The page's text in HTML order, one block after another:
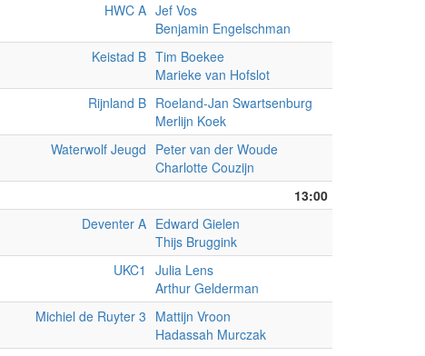
HWC A Jef Vos
Benjamin Engelschman
Keistad B Tim Boekee
Marieke van Hofslot
Rijnland B Roeland-Jan Swartsenburg
Merlijn Koek
Waterwolf Jeugd Peter van der Woude
Charlotte Couzijn
13:00
Deventer A Edward Gielen
Thijs Bruggink
UKC1
Julia Lens
Arthur Gelderman
Michiel de Ruyter 3 Mattijn Vroon
Hadassah Murczak